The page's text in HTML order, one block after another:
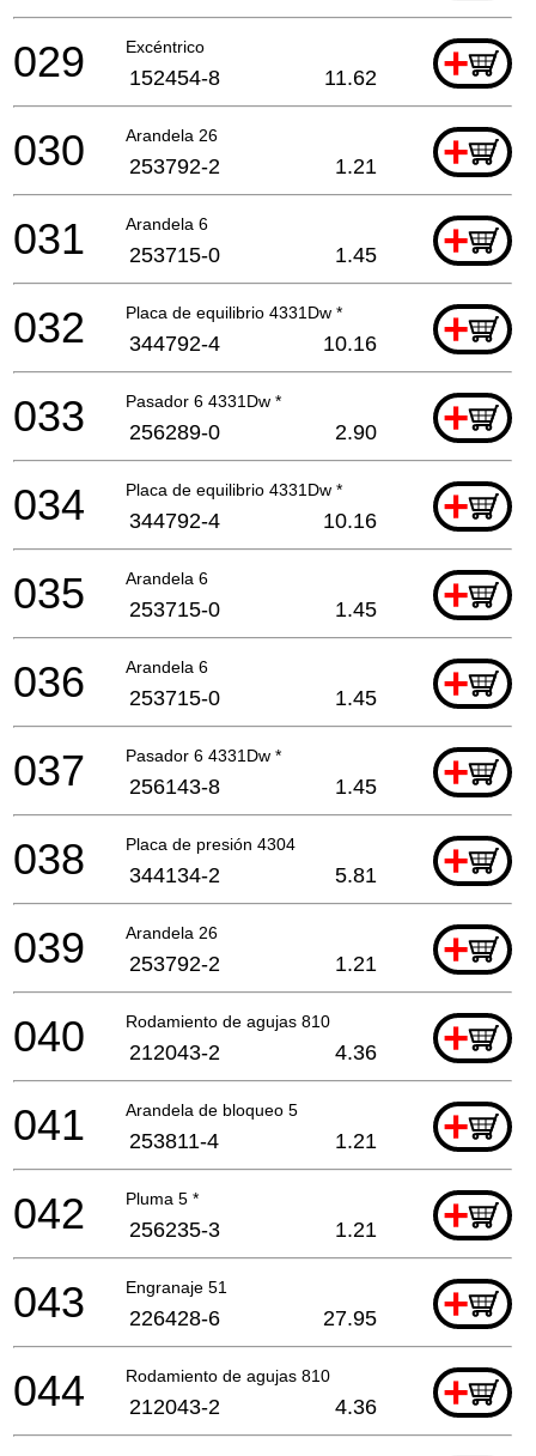
Excéntrico +
029 152454-8 11.62
Arandela 26 +
030 253792-2 1.21
Arandela 6 +
031 253715-0 1.45
Placa de equilibrio 4331Dw * +
032 344792-4 10.16
Pasador 6 4331Dw * +
033 256289-0 2.90
Placa de equilibrio 4331Dw * +
034 344792-4 10.16
Arandela 6 +
035 253715-0 1.45
Arandela 6 +
036 253715-0 1.45
Pasador 6 4331Dw * +
037 256143-8 1.45
Placa de presión 4304 +
038 344134-2 5.81
Arandela 26 +
039 253792-2 1.21
Rodamiento de agujas 810 +
040 212043-2 4.36
Arandela de bloqueo 5 +
041 253811-4 1.21
Pluma 5 * +
042 256235-3 1.21
Engranaje 51 +
043 226428-6 27.95
Rodamiento de agujas 810 +
044 212043-2 4.36